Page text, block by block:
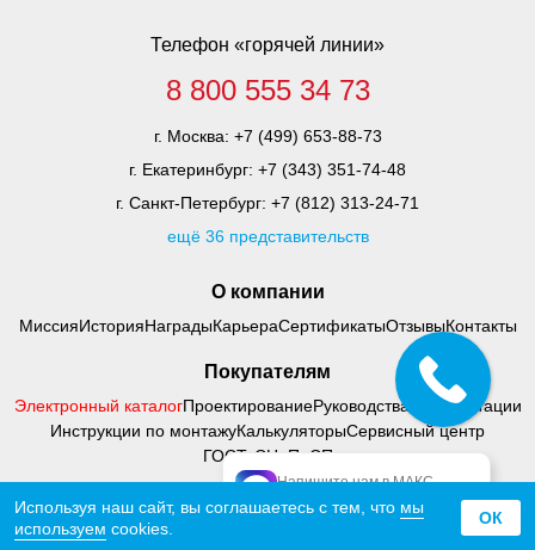
О компании
МиссияИсторияНаградыКарьераСертификатыОтзывыКонтакты
Покупателям
Электронный каталогПроектированиеРуководства по адаптации
Инструкции по монтажуКалькуляторыСервисный центр
ГОСТ, СНиП, СП
Телефон «горячей линии»
8 800 555 34 73
г. Москва: +7 (499) 653-88-73
г. Екатеринбург: +7 (343) 351-74-48
г. Санкт-Петербург: +7 (812) 313-24-71
ещё 36 представительств
© 2000 - 2026 Тифлоцентр «Вертикаль»
Политика конфиденциальности
Напишите нам в МАКС
официальный МАКС
Используя наш сайт, вы соглашаетесь с тем, что мы
используем cookies.
ОК